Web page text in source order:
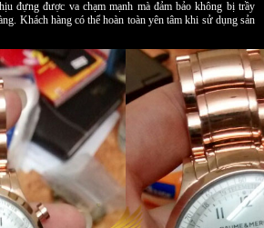
đựng được va chạm mạnh mà đảm bảo không bị trầy
Khách hàng có thể hoàn toàn yên tâm khi sử dụng sản